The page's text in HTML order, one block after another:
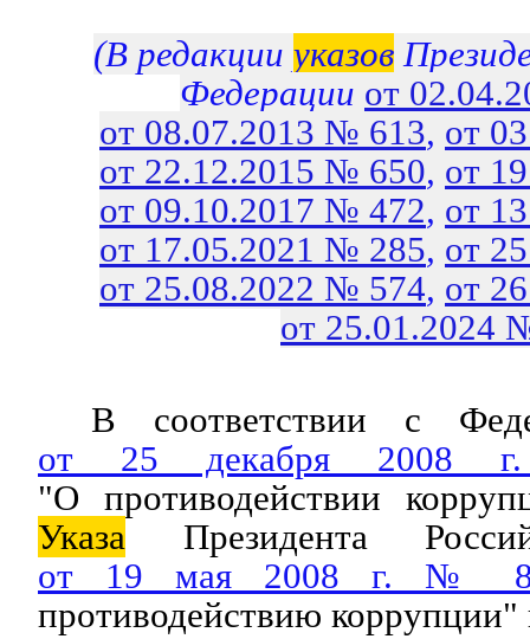
(В редакции указов
Федерации от
от 08.07.2013 № 613, от
от 22.12.2015 № 650, от
от 09.10.2017 № 472, от
от 17.05.2021 № 285, от
от 25.08.2022 № 574, от
от 25.01.2024
В соответствии с
от 25 декабря
"О противодействии
Указа Президента
от 19 мая 2008 г. №
противодействию